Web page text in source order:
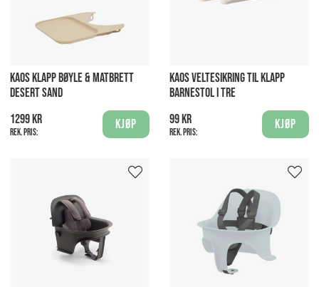
KAOS KLAPP BØYLE & MATBRETT
DESERT SAND
1299 kr
Rek. pris:
Kjøp
KAOS VELTESIKRING TIL KLAPP
BARNESTOL I TRE
99 kr
Rek. pris:
Kjøp